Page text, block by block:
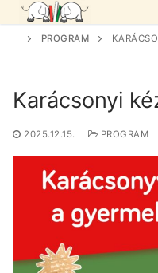
Skip
to
PROGRAM
Karácsonyi
2025.12.15. PROGRAM